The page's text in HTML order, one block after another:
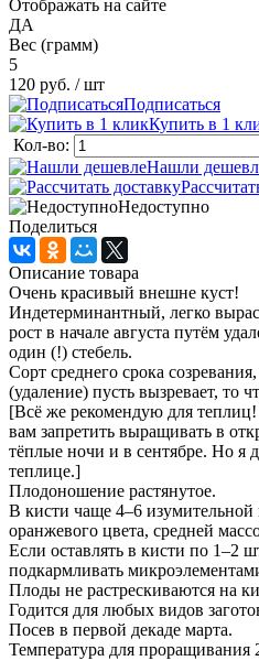
Отображать на сайте
ДА
Вес (грамм)
5
120 руб. / шт
Подписаться
Купить в 1
Кол-во:
Нашли
Недоступно
Поделиться
Описание товара
Очень красивый внешне куст!
Индетерминантный, легко
рост в начале августа путём
один (!) стебель.
Сорт среднего срока
(удаление) пусть вызревает, то
[Всё же рекомендую для
вам запретить выращивать в
тёплые ночи и в сентябре. Но я
теплице.]
Плодоношение растянутое.
В кисти чаще 4–6 изумительной
оранжевого цвета, средней
Если оставлять в кисти по 1–2
подкармливать
Плоды не растрескиваются на
Годится для любых видов
Посев в первой декаде марта.
Температура для проращивания